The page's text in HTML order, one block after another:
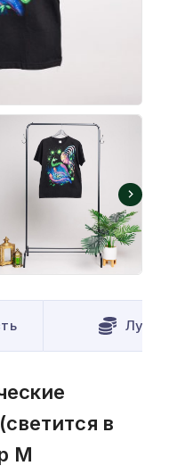
в
M